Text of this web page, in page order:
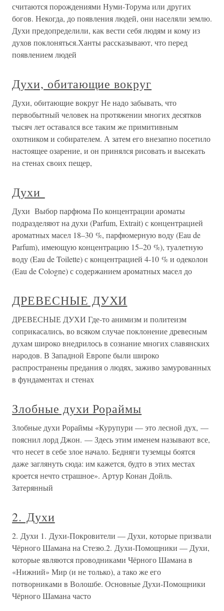
считаются порождениями Нуми-Торума или других
богов. Некогда, до появления людей, они населяли землю.
Духи предопределили, как вести себя людям и кому из
духов поклоняться.Ханты рассказывают, что перед
появлением людей
Духи, обитающие вокруг
Духи, обитающие вокруг Не надо забывать, что
первобытный человек на протяжении многих десятков
тысяч лет оставался все таким же примитивным
охотником и собирателем. А затем его внезапно посетило
настоящее озарение, и он принялся рисовать и высекать
на стенах своих пещер,
Духи
Духи Выбор парфюма По концентрации ароматы
подразделяют на духи (Parfum, Extrait) с концентрацией
ароматных масел 18–30 %, парфюмерную воду (Eau de
Parfum), имеющую концентрацию 15–20 %), туалетную
воду (Eau de Toilette) с концентрацией 4-10 % и одеколон
(Eau de Cologne) с содержанием ароматных масел до
ДРЕВЕСНЫЕ ДУХИ
ДРЕВЕСНЫЕ ДУХИ Где-то анимизм и политеизм
соприкасались, во всяком случае поклонение древесным
духам широко внедрилось в сознание многих славянских
народов. В Западной Европе были широко
распространены предания о людях, заживо замурованных
в фундаментах и стенах
Злобные духи Рораймы
Злобные духи Рораймы «Курупури — это лесной дух, —
пояснил лорд Джон. — Здесь этим именем называют все,
что несет в себе злое начало. Бедняги туземцы боятся
даже заглянуть сюда: им кажется, будто в этих местах
кроется нечто страшное». Артур Конан Дойль.
Затерянный
2. Духи
2. Духи 1. Духи-Покровители — Духи, которые призвали
Чёрного Шамана на Стезю.2. Духи-Помощники — Духи,
которые являются проводниками Чёрного Шамана в
«Нижний» Мир (и не только), а тако же его
потворниками в Волошбе. Основные Духи-Помощники
Чёрного Шамана часто